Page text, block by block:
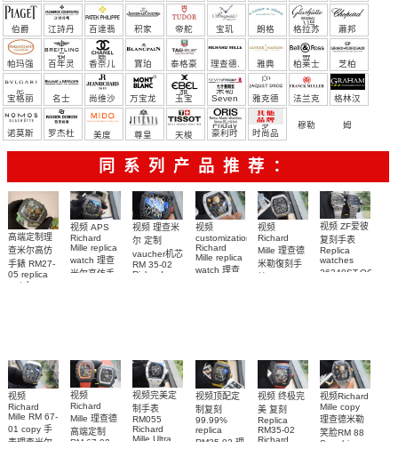
（恒
宝）
伯爵 江詩丹
頓
百達翡
麗
积家 帝舵 宝玑 朗格 格拉苏
蒂
蕭邦
帕玛强
尼
百年灵 香奈儿 寶珀 泰格豪
雅
理查德.
米勒
雅典 柏莱士 芝柏
宝格丽 名士 尚维沙 万宝龙 玉宝 Seven
Friday
雅克德
罗
法兰克
穆勒
格林汉
姆
诺莫斯
罗杰杜 美度 尊皇 天梭 豪利时 时尚品
牌/原单
同系列产品推荐：
高端定制理
查米尔高仿
手錶 RM27-
05 replica
watch
视频 APS
Richard
Mille replica
watch 理查
米尔高仿手
视频 理查米
尔 定制
vaucher机芯
RM 35-02
Richard
视频
customization
Richard
Mille replica
watch 理查
视频
Richard
Mille 理查德
米勒復刻手
视频 ZF爱彼
复刻手表
Replica
watches
视频
Richard
Mille RM 67-
01 copy 手
表理查米尔
视频
Richard
Mille 理查德
高端定制
RM 67-02
视频完美定
制手表
RM055
Richard
Mille Ultra
视频顶配定
制复刻
99.99%
replica
RM35-02 理
视频 终极完
美 复刻
Replica
RM35-02
Richard
视频Richard
Mille copy
理查德米勒
笑脸RM 88
Sapphire